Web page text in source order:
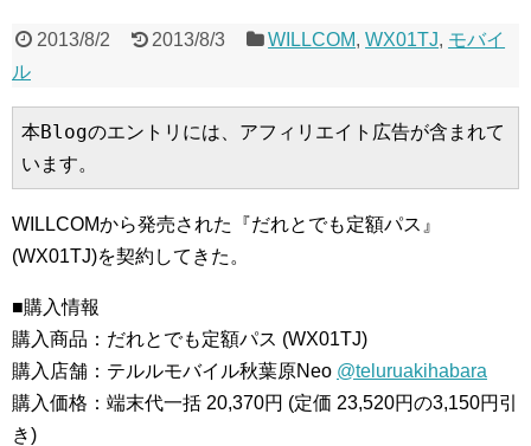
2013/8/2 2013/8/3 WILLCOM,WX01TJ, モバイ
ル
本Blogのエントリには、アフィリエイト広告が含まれて
います。
WILLCOMから発売された『だれとでも定額パス』
(WX01TJ)を契約してきた。
■購入情報
購入商品：だれとでも定額パス (WX01TJ)
購入店舗：テルルモバイル秋葉原Neo @teluruakihabara
購入価格：端末代一括 20,370円 (定価 23,520円の3,150円引
き)